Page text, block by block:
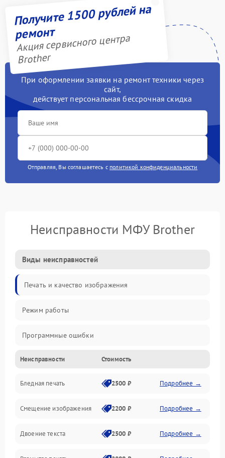
Получите 1500 рублей на
ремонт
Акция сервисного центра
Brother
При оформлении заявки на ремонт техники через
сайт,
действует персональная бессрочная скидка
Отправляя, Вы соглашаетесь с политикой конфиденциальности
Неисправности МФУ Brother
Виды неисправностей
Печать и качество изображения
Режим работы
Программные ошибки
Картриджи и расходники
Сканер и копирование
Механика и узлы
Программные сбои
Неисправности Стоимость
Бледная печать 2500 ₽ Подробнее →
Смещение изображения 2200 ₽ Подробнее →
Двоение текста 2500 ₽ Подробнее →